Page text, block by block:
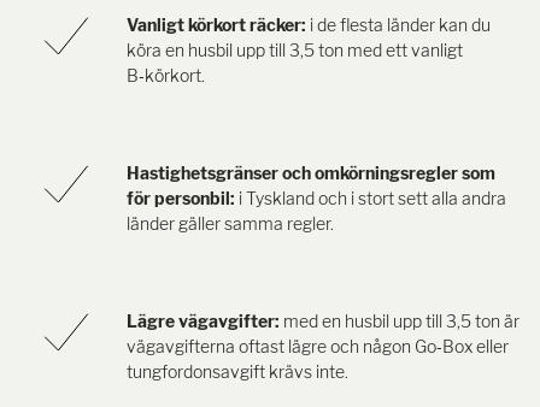
Vanligt körkort räcker: i de flesta länder kan du
köra en husbil upp till 3,5 ton med ett vanligt
B‑körkort.
Hastighetsgränser och omkörningsregler som
för personbil: i Tyskland och i stort sett alla andra
länder gäller samma regler.
Lägre vägavgifter: med en husbil upp till 3,5 ton är
vägavgifterna oftast lägre och någon Go‑Box eller
tungfordonsavgift krävs inte.